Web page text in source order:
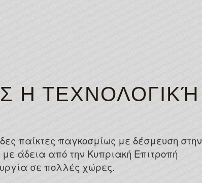
Η ΤΕΧΝΟΛΟΓΙΚΉ
παίκτες παγκοσμίως με δέσμευση στην
άδεια από την Κυπριακή Επιτροπή
σε πολλές χώρες.